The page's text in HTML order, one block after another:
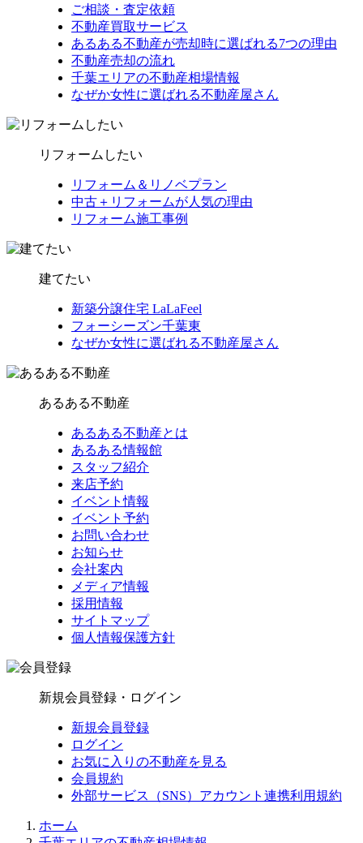
ご相談・査定依頼
不動産買取サービス
あるある不動産が売却時に選ばれる7つの理由
不動産売却の流れ
千葉エリアの不動産相場情報
なぜか女性に選ばれる不動産屋さん
リフォームしたい
リフォーム＆リノベプラン
中古＋リフォームが人気の理由
リフォーム施工事例
建てたい
新築分譲住宅 LaLaFeel
フォーシーズン千葉東
なぜか女性に選ばれる不動産屋さん
あるある不動産
あるある不動産とは
あるある情報館
スタッフ紹介
来店予約
イベント情報
イベント予約
お問い合わせ
お知らせ
会社案内
メディア情報
採用情報
サイトマップ
個人情報保護方針
新規会員登録・ログイン
新規会員登録
ログイン
お気に入りの不動産を見る
会員規約
外部サービス（SNS）アカウント連携利用規約
ホーム